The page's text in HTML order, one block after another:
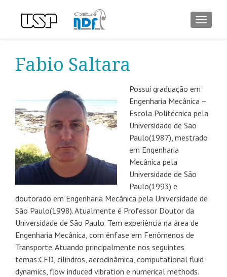
Fabio Saltara
Possui graduação em
Engenharia Mecânica –
Escola Politécnica pela
Universidade de São
Paulo(1987), mestrado
em Engenharia
Mecânica pela
Universidade de São
Paulo(1993) e
doutorado em Engenharia Mecânica pela Universidade de
São Paulo(1998). Atualmente é Professor Doutor da
Universidade de São Paulo. Tem experiência na área de
Engenharia Mecânica, com ênfase em Fenômenos de
Transporte. Atuando principalmente nos seguintes
temas:CFD, cilindros, aerodinâmica, computational fluid
dynamics, flow induced vibration e numerical methods.